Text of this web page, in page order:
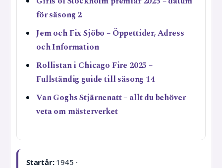
för säsong 2
Jem och Fix Sjöbo – Öppettider, Adress
och Information
Rollistan i Chicago Fire 2025 –
Fullständig guide till säsong 14
Van Goghs Stjärnenatt – allt du behöver
veta om mästerverket
Startår:1945 ·